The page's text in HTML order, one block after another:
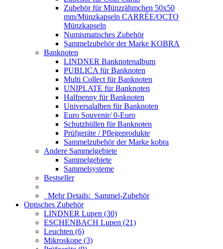
Zubehör für Münzrähmchen 50x50
mm/Münzkapseln CARRÉE/OCTO
Münzkapseln
Numismatisches Zubehör
Sammelzubehör der Marke KOBRA
Banknoten
LINDNER Banknotenalbum
PUBLICA für Banknoten
Multi Collect für Banknoten
UNIPLATE für Banknoten
Halfpenny für Banknoten
Universalalben für Banknoten
Euro Souvenir/ 0-Euro
Schutzhüllen für Banknoten
Prüfgeräte / Pflegeprodukte
Sammelzubehör der Marke kobra
Andere Sammelgebiete
Sammelgebiete
Sammelsysteme
Bestseller
Mehr Details: Sammel-Zubehör
Optisches Zubehör
LINDNER Lupen (30)
ESCHENBACH Lupen (21)
Leuchten (6)
Mikroskope (3)